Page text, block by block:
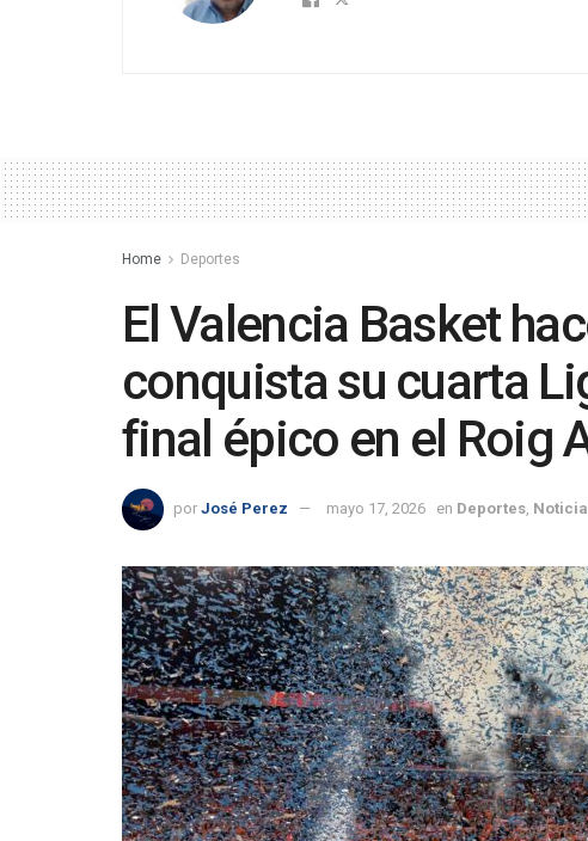
Home Deportes
El Valencia Basket
conquista su cuarta
final épico en el Roig
por José Perez mayo 17, 2026 en Deportes